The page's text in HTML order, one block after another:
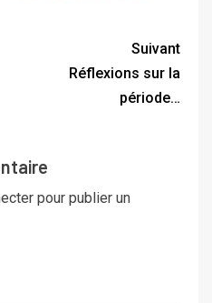
Suivant
Réflexions sur la
période…
pour publier un